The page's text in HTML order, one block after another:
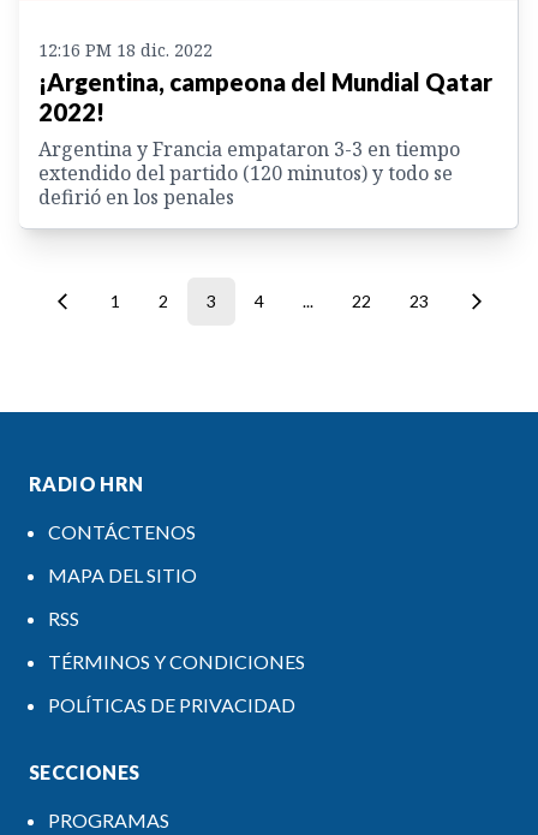
12:16 PM 18 dic. 2022
¡Argentina, campeona del Mundial Qatar
2022!
Argentina y Francia empataron 3-3 en tiempo
extendido del partido (120 minutos) y todo se
defirió en los penales
1 2 3 4 ... 22 23
RADIO HRN
CONTÁCTENOS
MAPA DEL SITIO
RSS
TÉRMINOS Y CONDICIONES
POLÍTICAS DE PRIVACIDAD
SECCIONES
PROGRAMAS